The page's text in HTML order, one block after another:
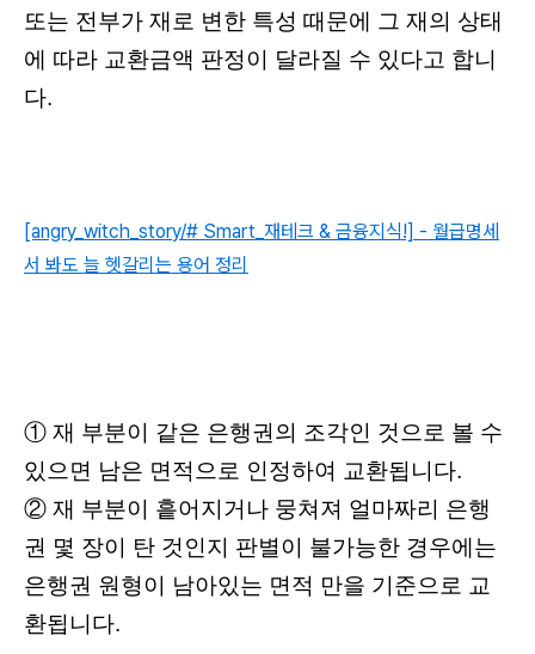
또는 전부가 재로 변한 특성 때문에 그 재의 상태
에 따라 교환금액 판정이 달라질 수 있다고 합니
다.
[angry_witch_story/# Smart_재테크 & 금융지식!] - 월급명세
서 봐도 늘 헷갈리는 용어 정리
① 재 부분이 같은 은행권의 조각인 것으로 볼 수
있으면 남은 면적으로 인정하여 교환됩니다.
② 재 부분이 흩어지거나 뭉쳐져 얼마짜리 은행
권 몇 장이 탄 것인지 판별이 불가능한 경우에는
은행권 원형이 남아있는 면적 만을 기준으로 교
환됩니다.